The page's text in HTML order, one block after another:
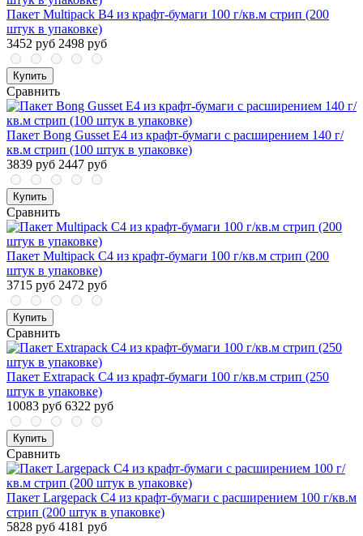
Пакет Multipack В4 из крафт-бумаги 100 г/кв.м стрип (200
штук в упаковке)
3452 руб 2498 руб
Купить
Сравнить
Пакет Bong Gusset E4 из крафт-бумаги с расширением 140 г/
кв.м стрип (100 штук в упаковке)
3839 руб 2447 руб
Купить
Сравнить
Пакет Multipack С4 из крафт-бумаги 100 г/кв.м стрип (200
штук в упаковке)
3715 руб 2472 руб
Купить
Сравнить
Пакет Extrapack С4 из крафт-бумаги 100 г/кв.м стрип (250
штук в упаковке)
10083 руб 6322 руб
Купить
Сравнить
Пакет Largepack С4 из крафт-бумаги с расширением 100 г/кв.м
стрип (200 штук в упаковке)
5828 руб 4181 руб